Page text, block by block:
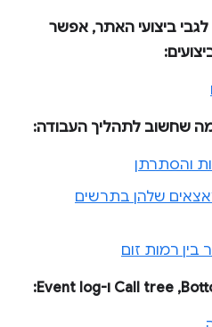
ביצועי האתר, אפשר
שחשוב לתהליך העבודה:
והסתרתן
שלהן בתרשים
בין רמות זום